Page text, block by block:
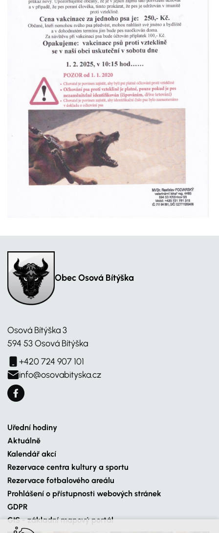
Obec Osová Bítýška
Osová Bítýška 3
594 53 Osová Bítýška
+420 724 907 101
info@osovabityska.cz
Uřední hodiny
Aktuálně
Kalendář akcí
Rezervace centra kultury a sportu
Rezervace fotbalového areálu
Prohlášení o přístupnosti webových stránek
GDPR
GIS - základní mapový portál